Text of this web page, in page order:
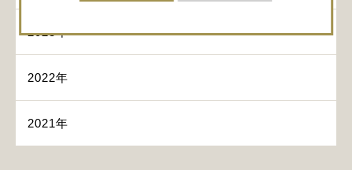
2023年
2022年
2021年